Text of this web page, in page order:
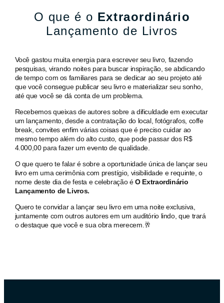
O que é o Extraordinário
Lançamento de Livros
Você gastou muita energia para escrever seu livro, fazendo
pesquisas, virando noites para buscar inspiração, se abdicando
de tempo com os familiares para se dedicar ao seu projeto até
que você consegue publicar seu livro e materializar seu sonho,
até que você se dá conta de um problema.
Recebemos queixas de autores sobre a dificuldade em executar
um lançamento, desde a contratação do local, fotógrafos, coffe
break, convites enfim várias coisas que é preciso cuidar ao
mesmo tempo além do alto custo, que pode passar dos R$
4.000,00 para fazer um evento de qualidade.
O que quero te falar é sobre a oportunidade única de lançar seu
livro em uma cerimônia com prestígio, visibilidade e requinte, o
nome deste dia de festa e celebração éO Extraordinário
Lançamento de Livros.
Quero te convidar a lançar seu livro em uma noite exclusiva,
juntamente com outros autores em um auditório lindo, que trará
o destaque que você e sua obra merecem.🥂